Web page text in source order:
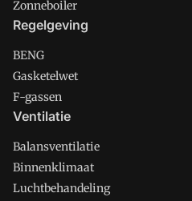
Zonneboiler
Regelgeving
BENG
Gasketelwet
F-gassen
Ventilatie
Balansventilatie
Binnenklimaat
Luchtbehandeling